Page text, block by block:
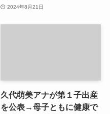
2024年8月21日
久代萌美アナが第１子出産
を公表→母子ともに健康で